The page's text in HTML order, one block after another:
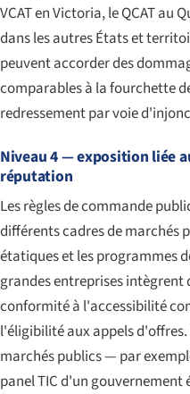
VCAT en Victoria, le QCAT au
dans les autres États et
peuvent accorder des
comparables à la fourchette
redressement par voie
Niveau 4 — exposition liée
réputation
Les règles de commande
différents cadres de marchés
étatiques et les programmes
grandes entreprises intègrent
conformité à l'accessibilité
l'éligibilité aux appels
marchés publics — par
panel TIC d'un